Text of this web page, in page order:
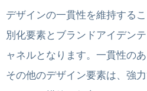
デザインの一貫性を維持する
別化要素とブランドアイデン
ャネルとなります。一貫性の
その他のデザイン要素は、強